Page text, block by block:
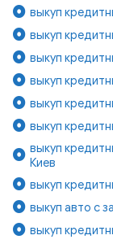
выкуп
выкуп
выкуп
выкуп
выкуп
выкуп
выкуп
Киев
выкуп
выкуп авто с
выкуп